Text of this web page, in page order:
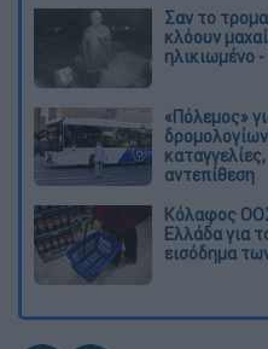
Σαν το
κλόουν
ηλικιωμένο
«Πόλεμος»
αντεπίθεση
Κόλαφος
Ελλάδα για
εισόδημα